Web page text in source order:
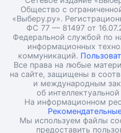
Общество с
«Выберу.ру».
ФС 77 — 81497 от
Федеральной службой по
информационных
коммуникаций.
Все права на любые
на сайте, защищены в
и международным
об
На информационном
Мы используем файлы
предоставить